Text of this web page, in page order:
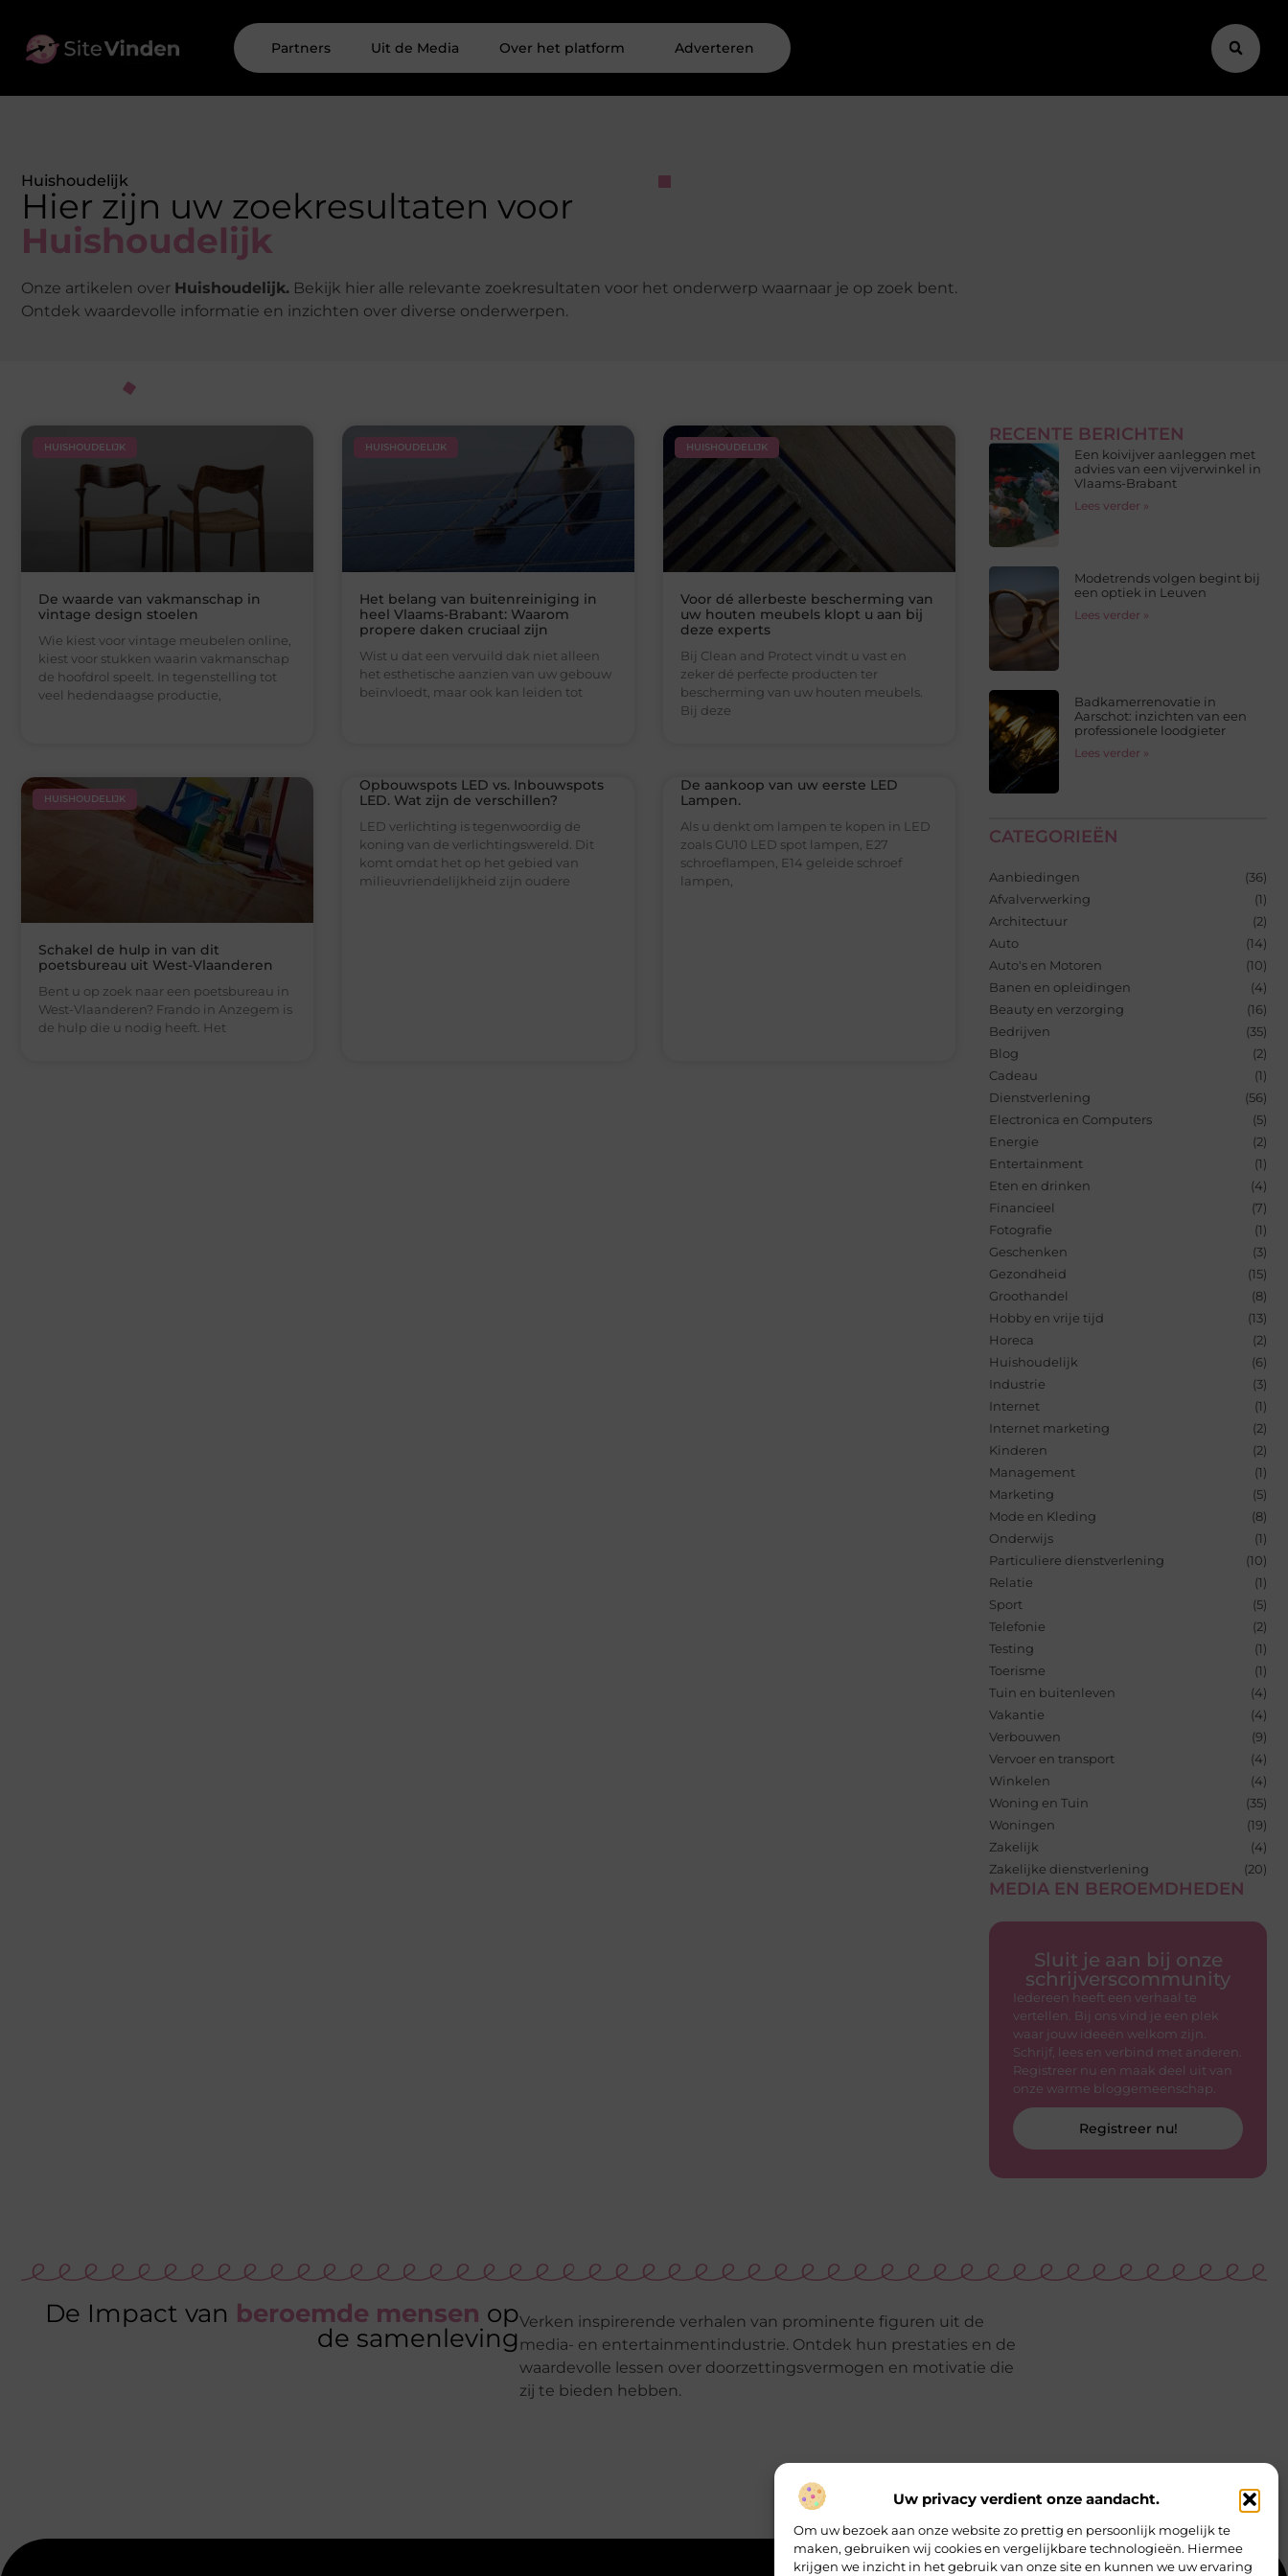
Uw privacy verdient onze aandacht.
Om uw bezoek aan onze website zo prettig en persoonlijk mogelijk te
maken, gebruiken wij cookies en vergelijkbare technologieën. Hiermee
krijgen we inzicht in het gebruik van onze site en kunnen we uw ervaring
Partners Uit de Media Over het platform Adverteren
Huishoudelijk
Hier zijn uw zoekresultaten voor
Huishoudelijk
Onze artikelen over Huishoudelijk. Bekijk hier alle relevante zoekresultaten voor het onderwerp waarnaar je op zoek bent.
Ontdek waardevolle informatie en inzichten over diverse onderwerpen.
HUISHOUDELIJK
De waarde van vakmanschap in
vintage design stoelen
Wie kiest voor vintage meubelen online,
kiest voor stukken waarin vakmanschap
de hoofdrol speelt. In tegenstelling tot
veel hedendaagse productie,
HUISHOUDELIJK
Het belang van buitenreiniging in
heel Vlaams-Brabant: Waarom
propere daken cruciaal zijn
Wist u dat een vervuild dak niet alleen
het esthetische aanzien van uw gebouw
beïnvloedt, maar ook kan leiden tot
HUISHOUDELIJK
Voor dé allerbeste bescherming van
uw houten meubels klopt u aan bij
deze experts
Bij Clean and Protect vindt u vast en
zeker dé perfecte producten ter
bescherming van uw houten meubels.
Bij deze
HUISHOUDELIJK
Schakel de hulp in van dit
poetsbureau uit West-Vlaanderen
Bent u op zoek naar een poetsbureau in
West-Vlaanderen? Frando in Anzegem is
de hulp die u nodig heeft. Het
Opbouwspots LED vs. Inbouwspots
LED. Wat zijn de verschillen?
LED verlichting is tegenwoordig de
koning van de verlichtingswereld. Dit
komt omdat het op het gebied van
milieuvriendelijkheid zijn oudere
De aankoop van uw eerste LED
Lampen.
Als u denkt om lampen te kopen in LED
zoals GU10 LED spot lampen, E27
schroeflampen, E14 geleide schroef
lampen,
RECENTE BERICHTEN
Een koivijver aanleggen met
advies van een vijverwinkel in
Vlaams-Brabant
Lees verder »
Modetrends volgen begint bij
een optiek in Leuven
Lees verder »
Badkamerrenovatie in
Aarschot: inzichten van een
professionele loodgieter
Lees verder »
CATEGORIEËN
Aanbiedingen
(36)
Afvalverwerking
(1)
Architectuur
(2)
Auto
(14)
Auto's en Motoren
(10)
Banen en opleidingen
(4)
Beauty en verzorging
(16)
Bedrijven
(35)
Blog
(2)
Cadeau
(1)
Dienstverlening
(56)
Electronica en Computers
(5)
Energie
(2)
Entertainment
(1)
Eten en drinken
(4)
Financieel
(7)
Fotografie
(1)
Geschenken
(3)
Gezondheid
(15)
Groothandel
(8)
Hobby en vrije tijd
(13)
Horeca
(2)
Huishoudelijk
(6)
Industrie
(3)
Internet
(1)
Internet marketing
(2)
Kinderen
(2)
Management
(1)
Marketing
(5)
Mode en Kleding
(8)
Onderwijs
(1)
Particuliere dienstverlening
(10)
Relatie
(1)
Sport
(5)
Telefonie
(2)
Testing
(1)
Toerisme
(1)
Tuin en buitenleven
(4)
Vakantie
(4)
Verbouwen
(9)
Vervoer en transport
(4)
Winkelen
(4)
Woning en Tuin
(35)
Woningen
(19)
Zakelijk
(4)
Zakelijke dienstverlening
(20)
MEDIA EN BEROEMDHEDEN
Sluit je aan bij onze
schrijverscommunity
Iedereen heeft een verhaal te
vertellen. Bij ons vind je een plek
waar jouw ideeën welkom zijn.
Schrijf, lees en verbind met anderen.
Registreer nu en maak deel uit van
onze warme bloggemeenschap.
Registreer nu!
De Impact van beroemde mensen op
de samenleving
Verken inspirerende verhalen van prominente figuren uit de
media- en entertainmentindustrie. Ontdek hun prestaties en de
waardevolle lessen over doorzettingsvermogen en motivatie die
zij te bieden hebben.